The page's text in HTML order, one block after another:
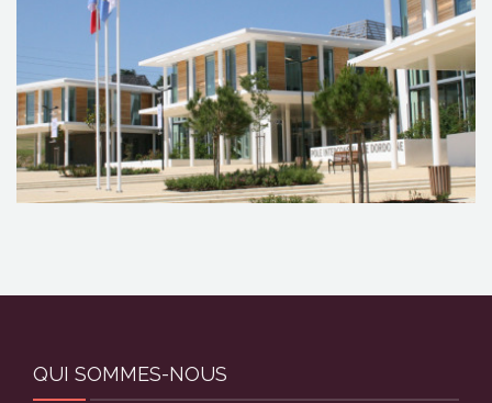
QUI SOMMES-NOUS